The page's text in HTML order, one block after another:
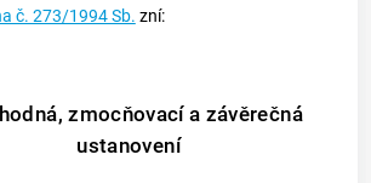
č. 273/1994 Sb. zní:
zmocňovací a závěrečná
ustanovení